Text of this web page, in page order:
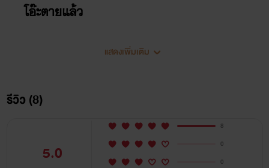
โอ๊ะตายแล้ว
แสดงเพิ่มเติม
รีวิว (8)
5.0
8
0
0